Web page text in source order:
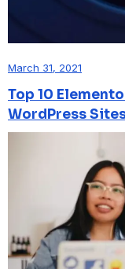
March 31, 2021
Top 10
WordPress